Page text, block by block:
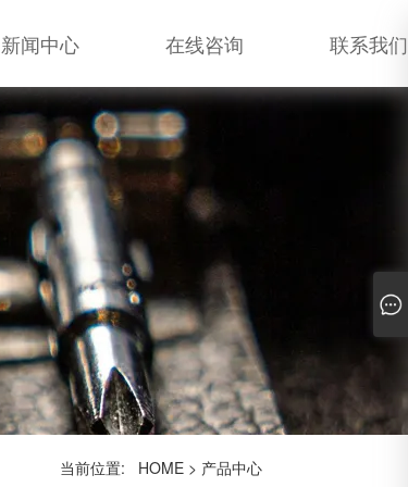
新闻中心 在线咨询 联系我们
当前位置: HOME> 产品中心